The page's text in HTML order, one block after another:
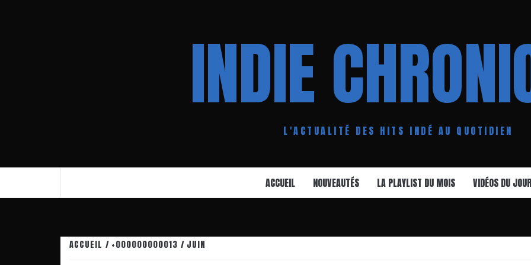
INDIE
L'ACTUALITÉ DES HITS INDÉ AU QUOTIDIEN
ACCUEIL NOUVEAUTÉS LA PLAYLIST DU MOIS VIDÉOS DU JOUR
ACCUEIL +000000000013 JUIN